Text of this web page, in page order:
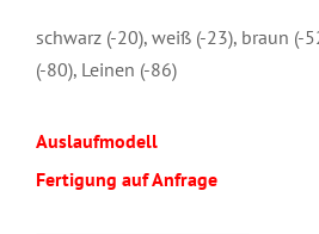
schwarz (-20), weiß (-23), braun (-
(-80), Leinen (-86)
Auslaufmodell
Fertigung auf Anfrage